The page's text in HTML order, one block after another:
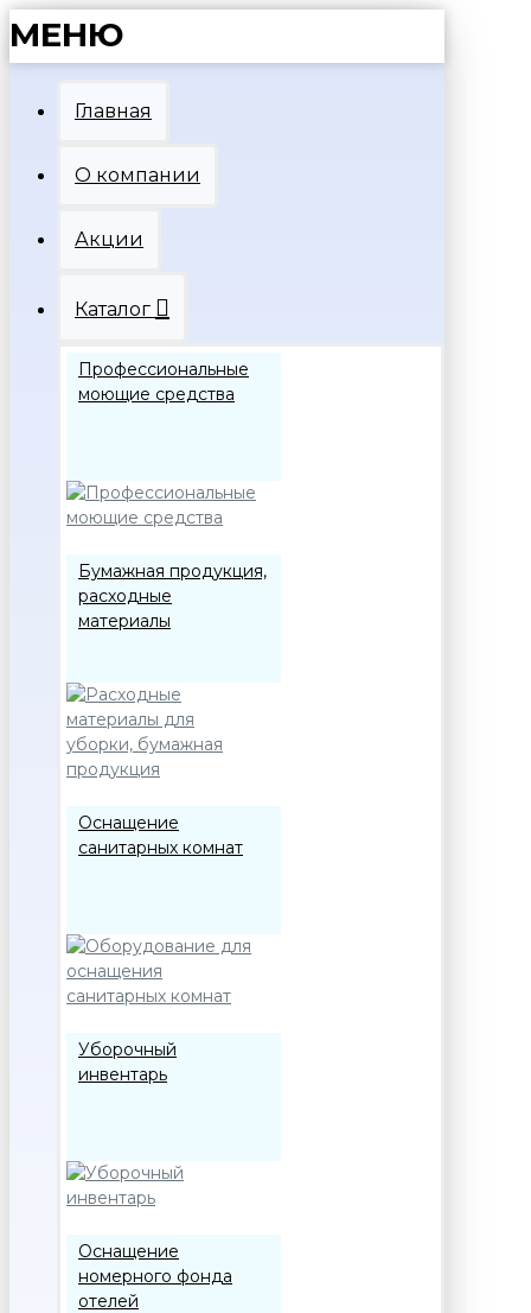
МЕНЮ
Главная
О компании
Акции
Каталог
Профессиональные
моющие средства
Бумажная продукция,
расходные
материалы
Оснащение
санитарных комнат
Уборочный
инвентарь
Оснащение
номерного фонда
отелей